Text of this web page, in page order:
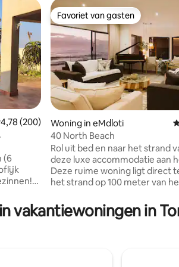
beoordeling van 4,78 op 5, 200
4,78 (200)
(6
en je
zijn
Favoriet van gasten
Favoriet van gasten
Woning in eMdloti
40 North Beach
Rol uit bed en naar het strand
deze luxe accommodatie aan
Deze ruime woning ligt direct
het strand op 100 meter van
restaurants en een koffiebar.
een panoramisch uitzicht op
vakantiewoningen in